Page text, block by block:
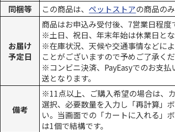
同梱等
この商品は、ペットストアの商品の
お届け
予定日
商品はお申込み受付後、7営業日程度
※土日、祝日、年末年始は休業日とな
※在庫状況、天候や交通事情などに
ことがございますので予めご了承くだ
※コンビニ決済、PayEasyでのお支
送となります。
備考
※11点以上、ご購入希望の場合は、
選択、必要数量を入力し「再計算」
い。当画面での「カートに入れる」
は1個で結構です。